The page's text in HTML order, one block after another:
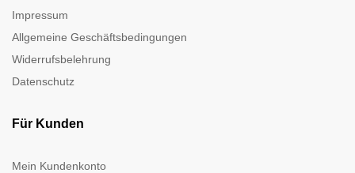
Impressum
Allgemeine Geschäftsbedingungen
Widerrufsbelehrung
Datenschutz
Für Kunden
Mein Kundenkonto